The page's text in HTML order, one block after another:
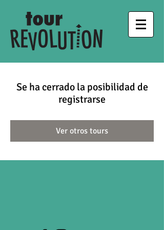
Se ha cerrado la posibilidad de
registrarse
Ver otros tours